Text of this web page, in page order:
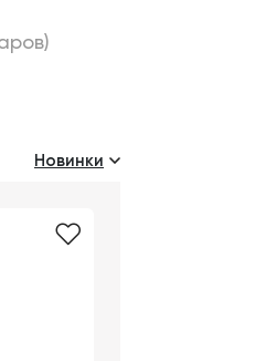
Льготное
Новинки